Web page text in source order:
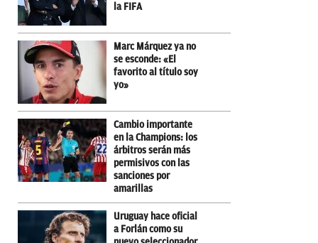
la FIFA
Marc Márquez ya no
se esconde: «El
favorito al título soy
yo»
Cambio importante
en la Champions: los
árbitros serán más
permisivos con las
sanciones por
amarillas
Uruguay hace oficial
a Forlán como su